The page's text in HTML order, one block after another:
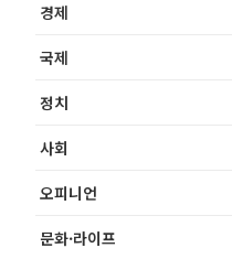
경제
국제
정치
사회
오피니언
문화·라이프